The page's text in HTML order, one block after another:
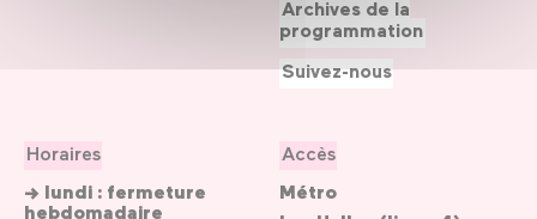
Horaires
→ lundi : fermeture
hebdomadaire
Accès
Métro
Archives de la
programmation
Suivez-nous